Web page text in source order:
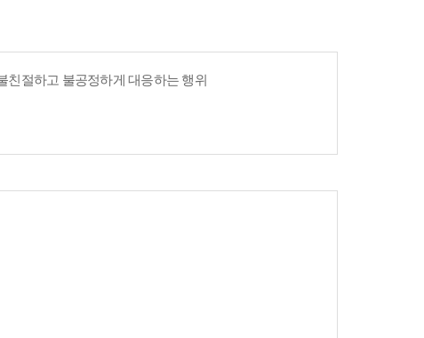
친절하고 불공정하게 대응하는 행위